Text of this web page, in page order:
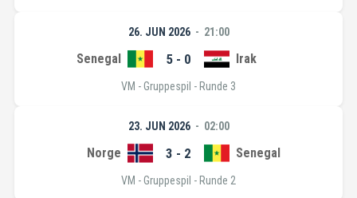
26. JUN 2026 21:00
Senegal 5 - 0 Irak
VM - Gruppespil - Runde 3
23. JUN 2026 02:00
Norge 3 - 2 Senegal
VM - Gruppespil - Runde 2